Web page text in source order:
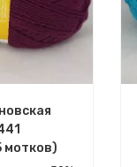
мотков)